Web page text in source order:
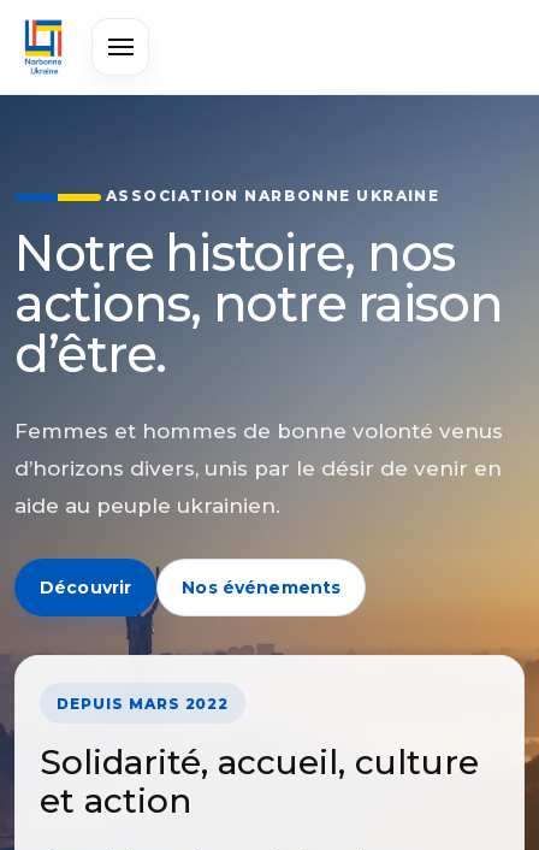
ASSOCIATION NARBONNE UKRAINE
Notre histoire, nos
actions, notre raison
d’être.
Femmes et hommes de bonne volonté venus
d’horizons divers, unis par le désir de venir en
aide au peuple ukrainien.
Découvrir Nos événements
DEPUIS MARS 2022
Solidarité, accueil, culture
et action